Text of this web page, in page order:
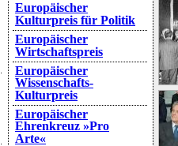
Europäischer
Kulturpreis für Politik
Europäischer
Wirtschaftspreis
Europäischer
Wissenschafts-
Kulturpreis
Europäischer
Ehrenkreuz »Pro
Arte«